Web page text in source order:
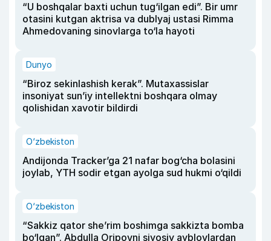
“U boshqalar baxti uchun tug‘ilgan edi”. Bir umr
otasini kutgan aktrisa va dublyaj ustasi Rimma
Ahmedovaning sinovlarga to‘la hayoti
Dunyo
“Biroz sekinlashish kerak”. Mutaxassislar
insoniyat sun’iy intellektni boshqara olmay
qolishidan xavotir bildirdi
O‘zbekiston
Andijonda Tracker’ga 21 nafar bog‘cha bolasini
joylab, YTH sodir etgan ayolga sud hukmi o‘qildi
O‘zbekiston
“Sakkiz qator she’rim boshimga sakkizta bomba
bo‘lgan”. Abdulla Oripovni siyosiy ayblovlardan